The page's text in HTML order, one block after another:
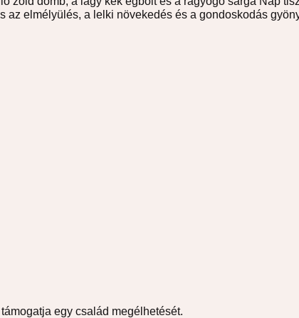
elmélyülés, a lelki növekedés és a gondoskodás
egy család megélhetését.